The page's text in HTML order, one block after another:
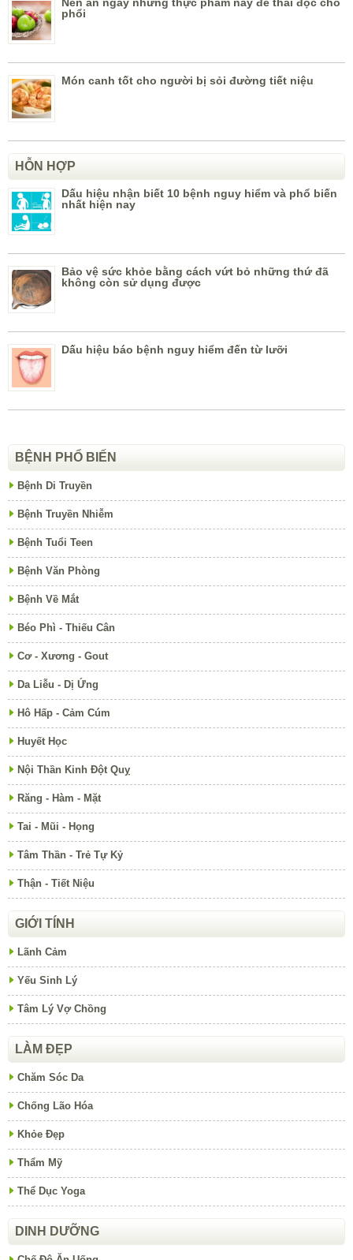
Nên ăn ngay những thực phẩm này để thải độc cho
phổi
Món canh tốt cho người bị sỏi đường tiết niệu
HỖN HỢP
Dấu hiệu nhận biết 10 bệnh nguy hiểm và phổ biến
nhất hiện nay
Bảo vệ sức khỏe bằng cách vứt bỏ những thứ đã
không còn sử dụng được
Dấu hiệu báo bệnh nguy hiểm đến từ lưỡi
BỆNH PHỔ BIẾN
Bệnh Di Truyền
Bệnh Truyền Nhiễm
Bệnh Tuổi Teen
Bệnh Văn Phòng
Bệnh Về Mắt
Béo Phì - Thiếu Cân
Cơ - Xương - Gout
Da Liễu - Dị Ứng
Hô Hấp - Cảm Cúm
Huyết Học
Nội Thần Kinh Đột Quỵ
Răng - Hàm - Mặt
Tai - Mũi - Họng
Tâm Thần - Trẻ Tự Kỷ
Thận - Tiết Niệu
GIỚI TÍNH
Lãnh Cảm
Yếu Sinh Lý
Tâm Lý Vợ Chồng
LÀM ĐẸP
Chăm Sóc Da
Chống Lão Hóa
Khỏe Đẹp
Thẩm Mỹ
Thể Dục Yoga
DINH DƯỠNG